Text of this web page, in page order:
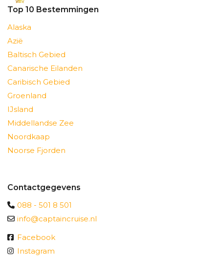
Top 10 Bestemmingen
Alaska
Azië
Baltisch Gebied
Canarische Eilanden
Caribisch Gebied
Groenland
IJsland
Middellandse Zee
Noordkaap
Noorse Fjorden
Contactgegevens
088 - 501 8 501
info@captaincruise.nl
Facebook
Instagram